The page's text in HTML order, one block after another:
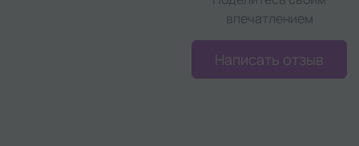
впечатлением
Написать отзыв